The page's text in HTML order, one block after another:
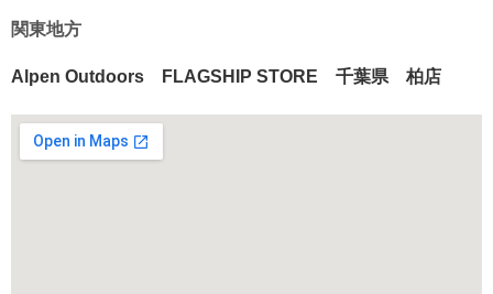
関東地方
Alpen Outdoors FLAGSHIP STORE 千葉県 柏店